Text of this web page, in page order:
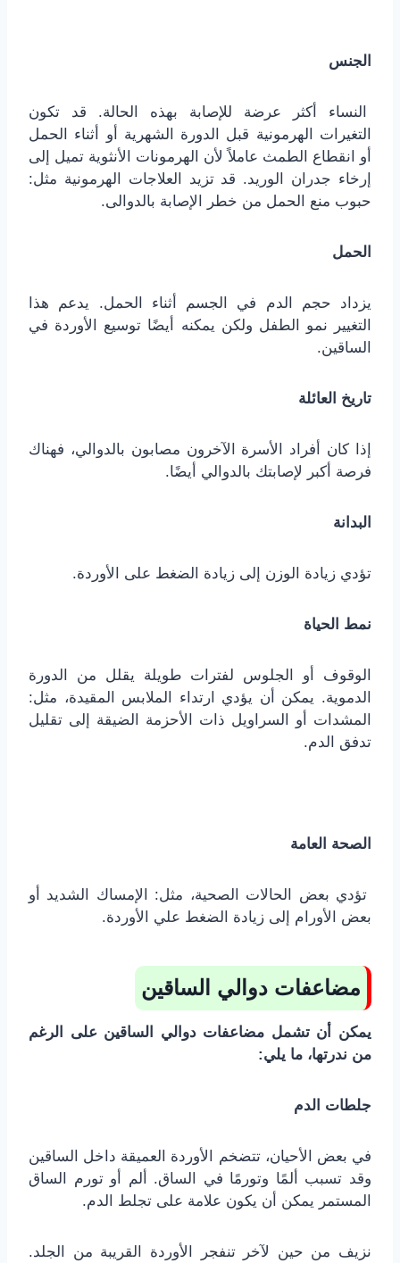
الجنس
النساء أكثر عرضة للإصابة بهذه الحالة. قد تكون
التغيرات الهرمونية قبل الدورة الشهرية أو أثناء الحمل
أو انقطاع الطمث عاملاً لأن الهرمونات الأنثوية تميل إلى
إرخاء جدران الوريد. قد تزيد العلاجات الهرمونية مثل:
حبوب منع الحمل من خطر الإصابة بالدوالى.
الحمل
يزداد حجم الدم في الجسم أثناء الحمل. يدعم هذا
التغيير نمو الطفل ولكن يمكنه أيضًا توسيع الأوردة في
الساقين.
تاريخ العائلة
إذا كان أفراد الأسرة الآخرون مصابون بالدوالي، فهناك
فرصة أكبر لإصابتك بالدوالي أيضًا.
البدانة
تؤدي زيادة الوزن إلى زيادة الضغط على الأوردة.
نمط الحياة
الوقوف أو الجلوس لفترات طويلة يقلل من الدورة
الدموية. يمكن أن يؤدي ارتداء الملابس المقيدة، مثل:
المشدات أو السراويل ذات الأحزمة الضيقة إلى تقليل
تدفق الدم.
الصحة العامة
تؤدي بعض الحالات الصحية، مثل: الإمساك الشديد أو
بعض الأورام إلى زيادة الضغط علي الأوردة.
مضاعفات دوالي الساقين
يمكن أن تشمل مضاعفات دوالي الساقين على الرغم
من ندرتها، ما يلي:
جلطات الدم
في بعض الأحيان، تتضخم الأوردة العميقة داخل الساقين
وقد تسبب ألمًا وتورمًا في الساق. ألم أو تورم الساق
المستمر يمكن أن يكون علامة على تجلط الدم.
نزيف من حين لآخر تنفجر الأوردة القريبة من الجلد.